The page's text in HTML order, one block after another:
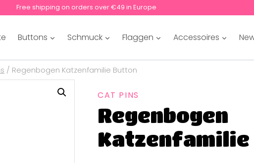
Free shipping on orders over €49 in Europe
Buttons Schmuck Flaggen Accessoires
/ Regenbogen Katzenfamilie Button
CAT PINS
Regenbogen
Katzenfamilie